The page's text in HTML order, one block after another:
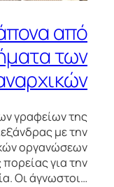
από
των
γραφείων της
με την
οργανώσεων
πορείας για την
Οι άγνωστοι…